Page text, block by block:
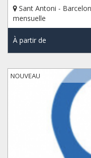
Sant Antoni -
mensuelle
À partir de
NOUVEAU